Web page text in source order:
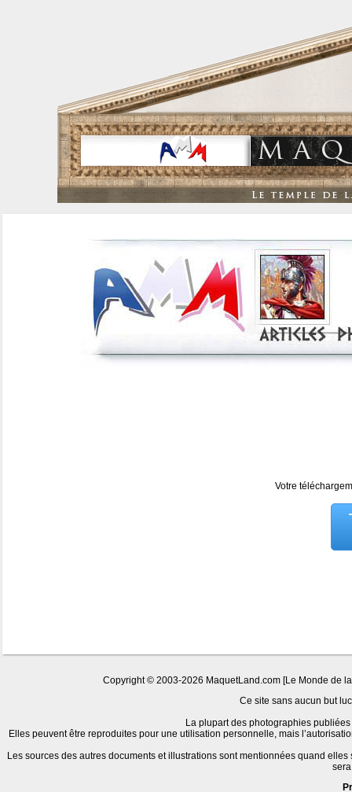
Votre
Copyright © 2003-2026 MaquetLand.com [Le Monde de
Ce site sans aucun but
La plupart des photographies
Elles peuvent être reproduites pour une utilisation personnelle, mais
Les sources des autres documents et illustrations sont mentionnées quand